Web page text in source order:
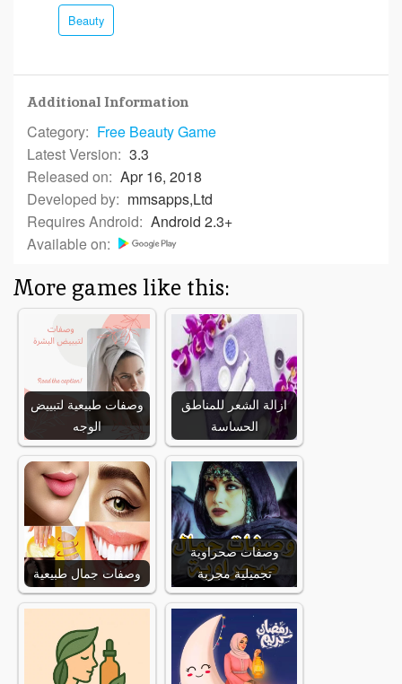
Beauty
Additional Information
Category: Free Beauty Game
Latest Version: 3.3
Released on: Apr 16, 2018
Developed by: mmsapps,Ltd
Requires Android: Android 2.3+
Available on:
More games like this:
وصفات طبيعية لتبييض
الوجه
ازالة الشعر للمناطق
الحساسة
وصفات جمال طبيعية
وصفات صحراوية
تجميلية مجربة